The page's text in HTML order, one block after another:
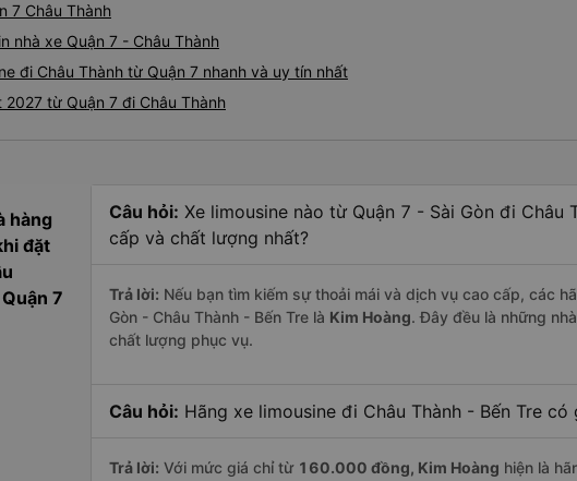
7 Châu Thành
nhà xe Quận 7 - Châu Thành
đi Châu Thành từ Quận 7 nhanh và uy tín nhất
từ Quận 7 đi Châu Thành
hàng
đặt
7
Câu hỏi: Xe limousine nào từ Quận 7 - Sài Gòn đi Châu
cấp và chất lượng nhất?
Trả lời: Nếu bạn tìm kiếm sự thoải mái và dịch vụ cao cấp, các
Gòn - Châu Thành - Bến Tre là Kim Hoàng. Đây đều là những
chất lượng phục vụ.
Câu hỏi: Hãng xe limousine đi Châu Thành - Bến Tre
Trả lời: Với mức giá chỉ từ 160.000 đồng, Kim Hoàng hiện là